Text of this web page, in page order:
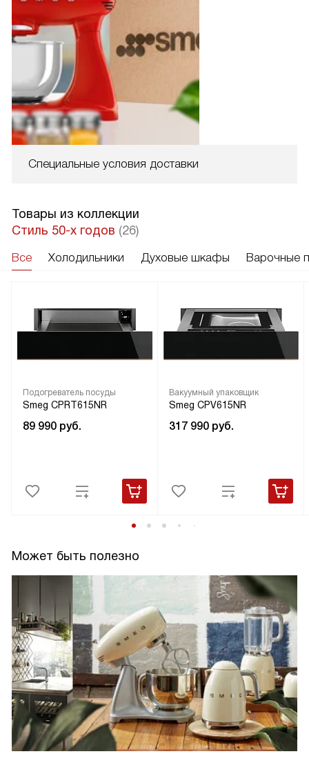
Специальные условия доставки
Товары из коллекции
Стиль 50-х годов (26)
Все Холодильники Духовые шкафы Варочные
Подогреватель посуды
Smeg CPRT615NR
89 990 руб.
Вакуумный упаковщик
Smeg CPV615NR
317 990 руб.
Может быть полезно